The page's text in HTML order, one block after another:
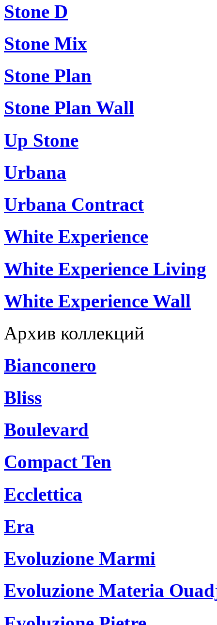
Stone D
Stone Mix
Stone Plan
Stone Plan Wall
Up Stone
Urbana
Urbana Contract
White Experience
White Experience Living
White Experience Wall
Архив коллекций
Bianconero
Bliss
Boulevard
Compact Ten
Ecclettica
Era
Evoluzione Marmi
Evoluzione Materia